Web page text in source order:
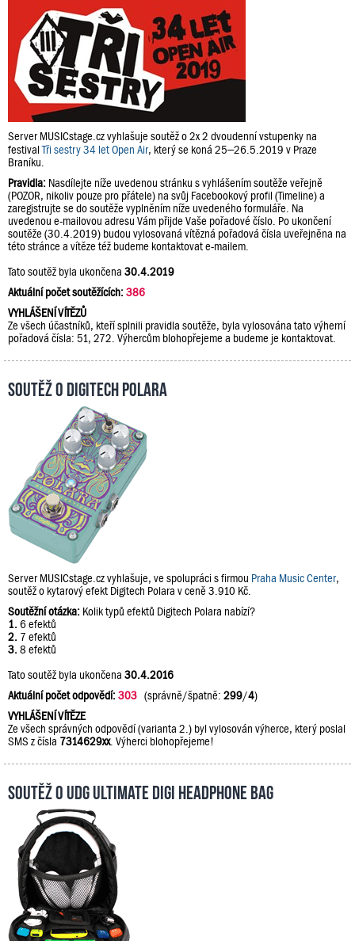
Server MUSICstage.cz vyhlašuje soutěž o 2x 2 dvoudenní vstupenky na
festivalTři sestry 34 let Open Air, který se koná 25–26.5.2019 v Praze
Braníku.
Pravidla: Nasdílejte níže uvedenou stránku s vyhlášením soutěže veřejně
(POZOR, nikoliv pouze pro přátele) na svůj Facebookový profil (Timeline) a
zaregistrujte se do soutěže vyplněním níže uvedeného formuláře. Na
uvedenou e-mailovou adresu Vám přijde Vaše pořadové číslo. Po ukončení
soutěže (30.4.2019) budou vylosovaná vítězná pořadová čísla uveřejněna na
této stránce a vítěze též budeme kontaktovat e-mailem.
Tato soutěž byla ukončena 30.4.2019
Aktuální počet soutěžících:386
VYHLÁŠENÍ VÍTĚZŮ
Ze všech účastníků, kteří splnili pravidla soutěže, byla vylosována tato výherní
pořadová čísla: 51, 272. Výhercům blohopřejeme a budeme je kontaktovat.
Soutěž o Digitech Polara
Server MUSICstage.cz vyhlašuje, ve spolupráci s firmou Praha Music Center,
soutěž o kytarový efekt Digitech Polara v ceně 3.910 Kč.
Soutěžní otázka: Kolik typů efektů Digitech Polara nabízí?
1. 6 efektů
2. 7 efektů
3. 8 efektů
Tato soutěž byla ukončena 30.4.2016
Aktuální počet odpovědí:303 (správně/špatně: 299/4)
VYHLÁŠENÍ VÍTĚZE
Ze všech správných odpovědí (varianta 2.) byl vylosován výherce, který poslal
SMS z čísla 7314629xx. Výherci blohopřejeme!
Soutěž o UDG Ultimate DIGI Headphone Bag